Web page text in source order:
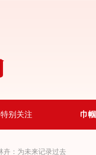
特别关注 巾
卉：为未来记录过去